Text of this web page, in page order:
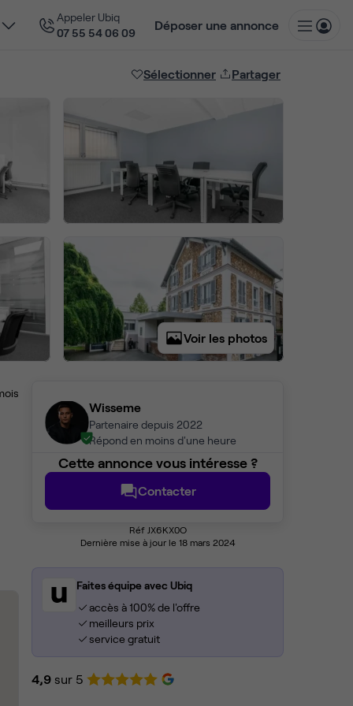
Appeler Ubiq
07 55 54 06 09
Déposer une annonce
Sélectionner Partager
Voir les photos
Wisseme
Partenaire depuis 2022
Répond en moins d'une heure
Cette annonce vous intéresse ?
Contacter
Réf JX6KX0O
Dernière mise à jour le 18 mars 2024
Faites équipe avec Ubiq
accès à 100% de l'offre
meilleurs prix
service gratuit
4,9 sur 5